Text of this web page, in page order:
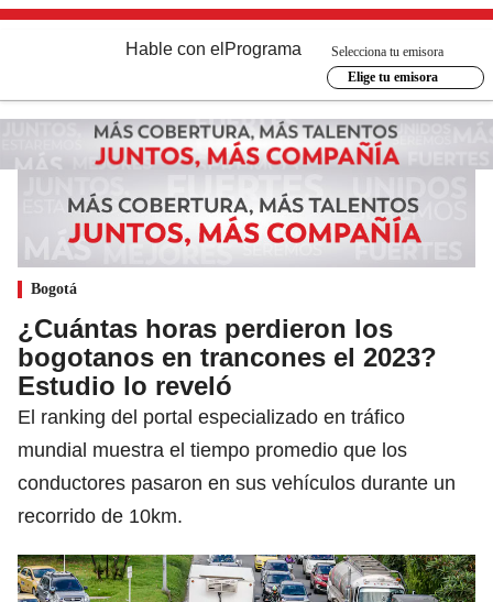
Hable con el Programa
Selecciona tu emisora
Elige tu emisora
Bogotá
¿Cuántas horas perdieron los
bogotanos en trancones el 2023?
Estudio lo reveló
El ranking del portal especializado en tráfico
mundial muestra el tiempo promedio que los
conductores pasaron en sus vehículos durante un
recorrido de 10km.